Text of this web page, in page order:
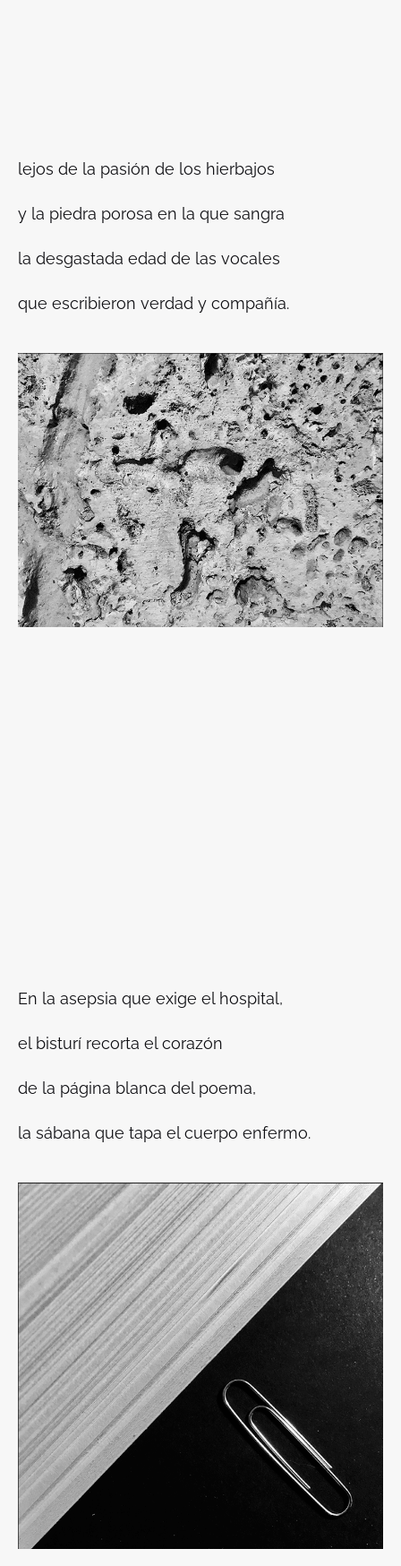
lejos de la pasión de los hierbajos
y la piedra porosa en la que sangra
la desgastada edad de las vocales
que escribieron verdad y compañía.
En la asepsia que exige el hospital,
el bisturí recorta el corazón
de la página blanca del poema,
la sábana que tapa el cuerpo enfermo.